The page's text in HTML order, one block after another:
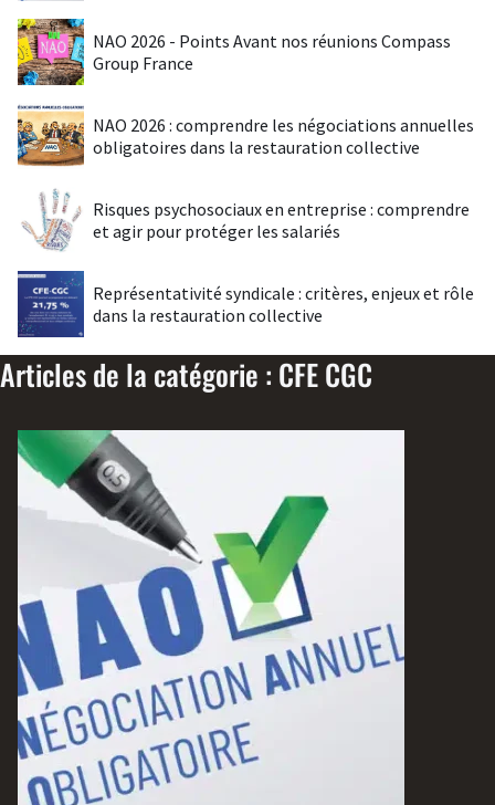
NAO 2026 - Points Avant nos réunions Compass
Group France
NAO 2026 : comprendre les négociations annuelles
obligatoires dans la restauration collective
Risques psychosociaux en entreprise : comprendre
et agir pour protéger les salariés
Représentativité syndicale : critères, enjeux et rôle
dans la restauration collective
Articles de la catégorie : CFE CGC